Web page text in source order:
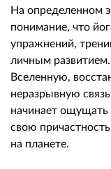
На определенном
понимание, что
упражнений,
личным
Вселенную,
неразрывную
начинает ощущать
свою
на планете.